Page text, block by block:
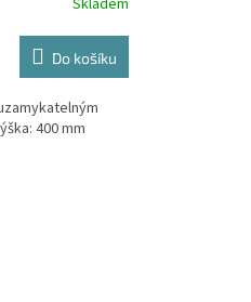
Do košíku
400 mm